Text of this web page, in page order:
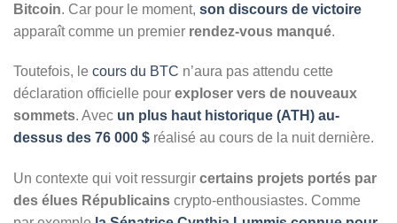
Bitcoin. Car pour le moment, son discours de victoire
apparaît comme un premier rendez-vous manqué.
Toutefois, le cours du BTC n’aura pas attendu cette
déclaration officielle pour exploser vers de nouveaux
sommets. Avec un plus haut historique (ATH) au-
dessus des 76 000 $ réalisé au cours de la nuit dernière.
Un contexte qui voit ressurgir certains projets portés par
des élues Républicains crypto-enthousiastes. Comme